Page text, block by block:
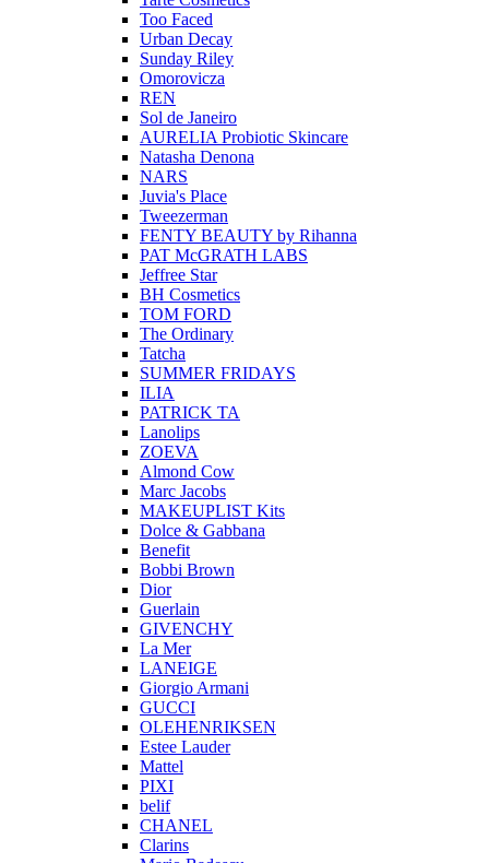
Too Faced
Urban Decay
Sunday Riley
Omorovicza
REN
Sol de Janeiro
AURELIA Probiotic Skincare
Natasha Denona
NARS
Juvia's Place
Tweezerman
FENTY BEAUTY by Rihanna
PAT McGRATH LABS
Jeffree Star
BH Cosmetics
TOM FORD
The Ordinary
Tatcha
SUMMER FRIDAYS
ILIA
PATRICK TA
Lanolips
ZOEVA
Almond Cow
Marc Jacobs
MAKEUPLIST Kits
Dolce & Gabbana
Benefit
Bobbi Brown
Dior
Guerlain
GIVENCHY
La Mer
LANEIGE
Giorgio Armani
GUCCI
OLEHENRIKSEN
Estee Lauder
Mattel
PIXI
belif
CHANEL
Clarins